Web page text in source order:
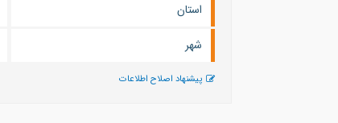
استان
شهر
پیشنهاد اصلاح اطلاعات